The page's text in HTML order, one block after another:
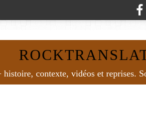
histoire, contexte, vidéos et reprises.